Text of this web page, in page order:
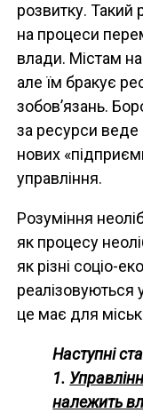
розвитку. Такий
на процеси
влади. Містам
але їм бракує
зобов’язань.
за ресурси веде
нових
управління.
Розуміння
як процесу
як різні соціо-
реалізовуються
це має для
Наступні
1.
належить